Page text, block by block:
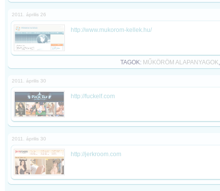
2011. április 26
http://www.mukorom-kellek.hu/
TAGOK: MŰKÖRÖM ALAPANYAGOK
2011. április 30
http://fuckelf.com
2011. április 30
http://jerkroom.com